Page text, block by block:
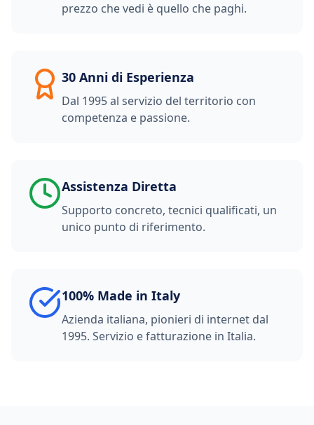
prezzo che vedi è quello che paghi.
30 Anni di Esperienza
Dal 1995 al servizio del territorio con
competenza e passione.
Assistenza Diretta
Supporto concreto, tecnici qualificati, un
unico punto di riferimento.
100% Made in Italy
Azienda italiana, pionieri di internet dal
1995. Servizio e fatturazione in Italia.